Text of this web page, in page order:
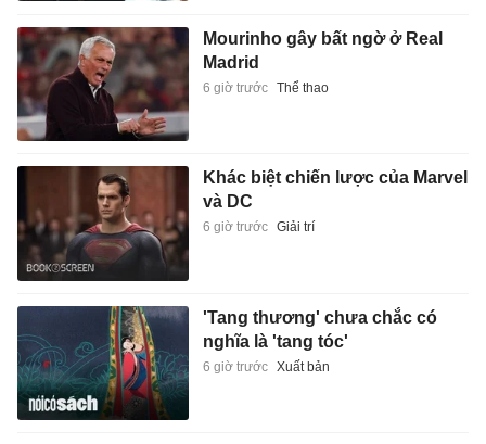
Mourinho gây bất ngờ ở Real
Madrid
6 giờ trước Thể thao
Khác biệt chiến lược của Marvel
và DC
6 giờ trước Giải trí
'Tang thương' chưa chắc có
nghĩa là 'tang tóc'
6 giờ trước Xuất bản